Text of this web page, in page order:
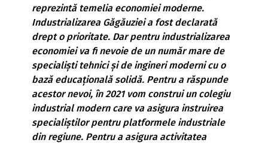
reprezintă temelia economiei moderne.
Industrializarea Găgăuziei a fost declarată
drept o prioritate. Dar pentru industrializarea
economiei va fi nevoie de un număr mare de
specialiști tehnici și de ingineri moderni cu o
bază educațională solidă. Pentru a răspunde
acestor nevoi, în 2021 vom construi un colegiu
industrial modern care va asigura instruirea
specialiștilor pentru platformele industriale
din regiune. Pentru a asigura activitatea